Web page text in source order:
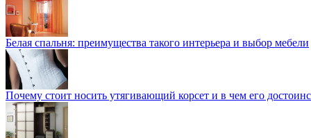
Белая спальня: преимущества такого интерьера и выбор мебели
Почему стоит носить утягивающий корсет и в чем его